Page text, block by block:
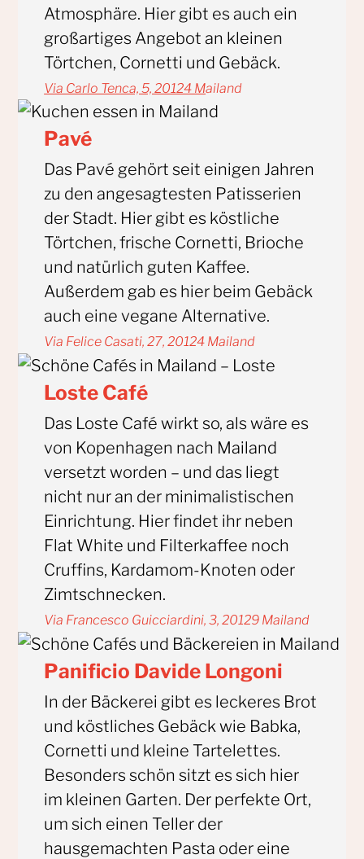
Atmosphäre. Hier gibt es auch ein
großartiges Angebot an kleinen
Törtchen, Cornetti und Gebäck.
Via Carlo Tenca, 5, 20124 Mailand
Pavé
Das Pavé gehört seit einigen Jahren
zu den angesagtesten Patisserien
der Stadt. Hier gibt es köstliche
Törtchen, frische Cornetti, Brioche
und natürlich guten Kaffee.
Außerdem gab es hier beim Gebäck
auch eine vegane Alternative.
Via Felice Casati, 27, 20124 Mailand
Loste Café
Das Loste Café wirkt so, als wäre es
von Kopenhagen nach Mailand
versetzt worden – und das liegt
nicht nur an der minimalistischen
Einrichtung. Hier findet ihr neben
Flat White und Filterkaffee noch
Cruffins, Kardamom-Knoten oder
Zimtschnecken.
Via Francesco Guicciardini, 3, 20129 Mailand
Panificio Davide Longoni
In der Bäckerei gibt es leckeres Brot
und köstliches Gebäck wie Babka,
Cornetti und kleine Tartelettes.
Besonders schön sitzt es sich hier
im kleinen Garten. Der perfekte Ort,
um sich einen Teller der
hausgemachten Pasta oder eine